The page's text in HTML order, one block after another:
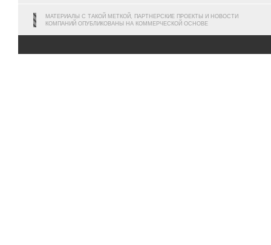
МАТЕРИАЛЫ С ТАКОЙ МЕТКОЙ, ПАРТНЕРСКИЕ ПРОЕКТЫ И НОВОСТИ
КОМПАНИЙ ОПУБЛИКОВАНЫ НА КОММЕРЧЕСКОЙ ОСНОВЕ